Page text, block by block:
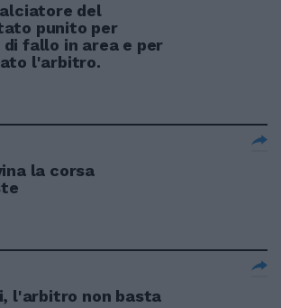
del
punito per
fallo in area e per
l'arbitro.
la corsa
l'arbitro non basta